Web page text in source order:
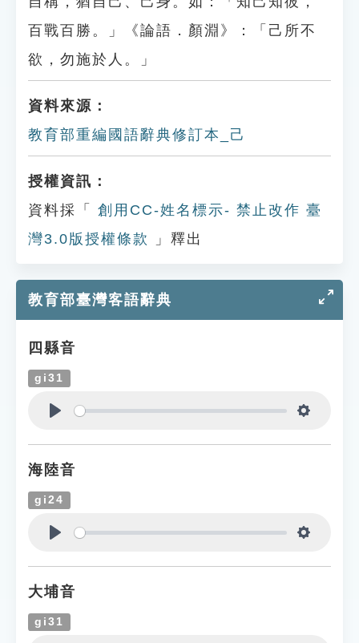
百戰百勝。」《論語．顏淵》：「己所不
欲，勿施於人。」
資料來源：
教育部重編國語辭典修訂本_己
授權資訊：
資料採「
創用CC-姓名標示- 禁止改作 臺
灣3.0版授權條款
」釋出
教育部臺灣客語辭典
四縣音
gi31
海陸音
gi24
大埔音
gi31